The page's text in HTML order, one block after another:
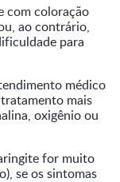
com coloração
ao contrário,
para
médico
mais
oxigênio ou
for muito
se os sintomas